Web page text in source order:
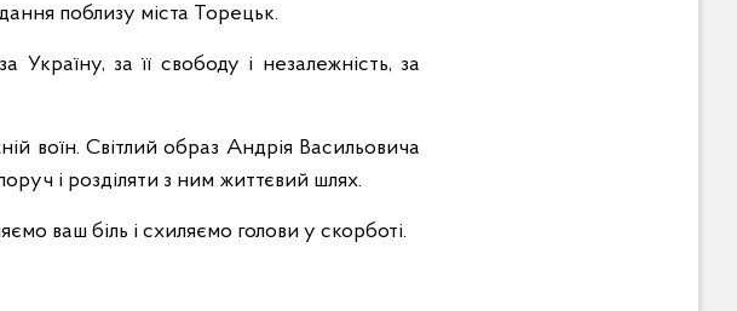
поблизу міста Торецьк.
за її свободу і незалежність, за
воїн. Світлий образ Андрія Васильовича
і розділяти з ним життєвий шлях.
ваш біль і схиляємо голови у скорботі.